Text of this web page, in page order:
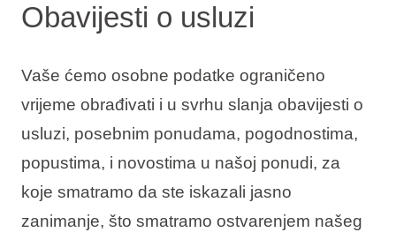
Obavijesti o usluzi
Vaše ćemo osobne podatke ograničeno
vrijeme obrađivati i u svrhu slanja obavijesti o
usluzi, posebnim ponudama, pogodnostima,
popustima, i novostima u našoj ponudi, za
koje smatramo da ste iskazali jasno
zanimanje, što smatramo ostvarenjem našeg